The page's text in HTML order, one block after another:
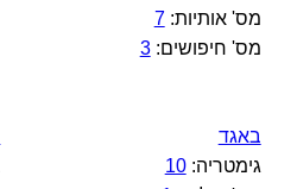
מס' אותיות:7
מס' חיפושים:3
באגד
גימטריה:10